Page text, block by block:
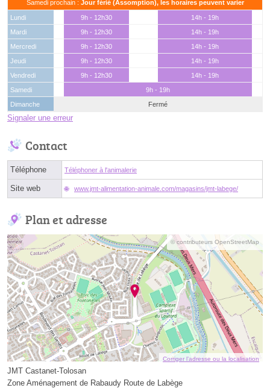
Samedi prochain : Jour férié (Assomption), les horaires peuvent varier
Lundi 9h - 12h30
14h - 19h
Mardi
9h - 12h30
14h - 19h
Mercredi
9h - 12h30
14h - 19h
Jeudi
9h - 12h30
14h - 19h
Vendredi
9h - 12h30
14h - 19h
Samedi
9h - 19h
Dimanche
Fermé
Signaler une erreur
Contact
Téléphone Téléphoner à l'animalerie
Site web www.jmt-alimentation-animale.com/magasins/jmt-labege/
Plan et adresse
© contributeurs OpenStreetMap
Corriger l’adresse ou la localisation
JMT Castanet-Tolosan
Zone Aménagement de Rabaudy Route de Labège